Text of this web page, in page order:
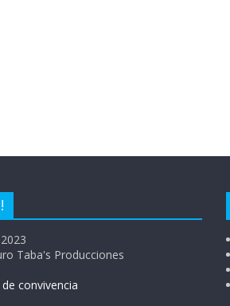
Taba's Producciones
convivencia